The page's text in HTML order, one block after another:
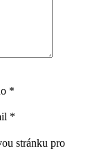
*
*
stránku pro